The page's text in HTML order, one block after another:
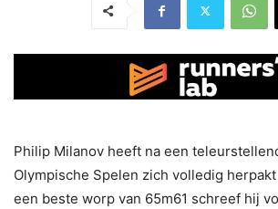
Philip Milanov heeft na een
Olympische Spelen zich volledig
een beste worp van 65m61 schreef hij